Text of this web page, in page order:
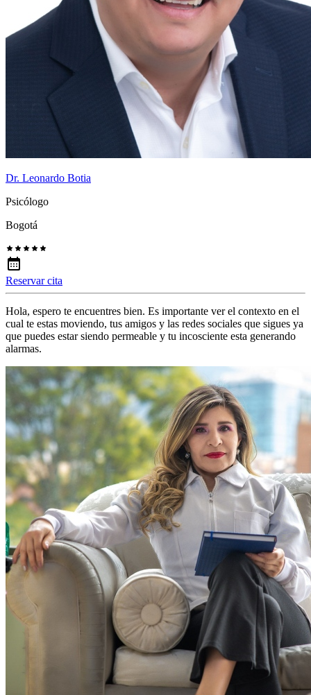
Dr. Leonardo Botia
Psicólogo
Bogotá
Reservar cita
Hola, espero te encuentres bien. Es importante ver el contexto en el
cual te estas moviendo, tus amigos y las redes sociales que sigues ya
que puedes estar siendo permeable y tu incosciente esta generando
alarmas.